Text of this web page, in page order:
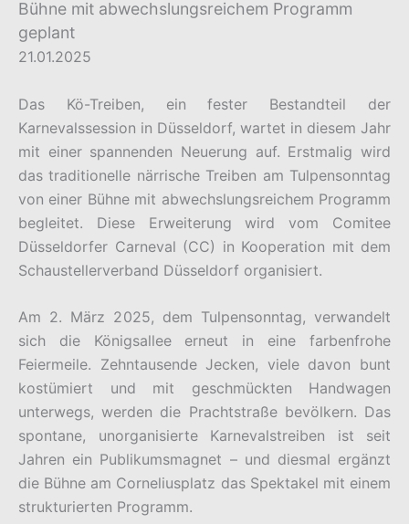
Bühne mit abwechslungsreichem Programm
geplant
21.01.2025
Das Kö-Treiben, ein fester Bestandteil der
Karnevalssession in Düsseldorf, wartet in diesem Jahr
mit einer spannenden Neuerung auf. Erstmalig wird
das traditionelle närrische Treiben am Tulpensonntag
von einer Bühne mit abwechslungsreichem Programm
begleitet. Diese Erweiterung wird vom Comitee
Düsseldorfer Carneval (CC) in Kooperation mit dem
Schaustellerverband Düsseldorf organisiert.
Am 2. März 2025, dem Tulpensonntag, verwandelt
sich die Königsallee erneut in eine farbenfrohe
Feiermeile. Zehntausende Jecken, viele davon bunt
kostümiert und mit geschmückten Handwagen
unterwegs, werden die Prachtstraße bevölkern. Das
spontane, unorganisierte Karnevalstreiben ist seit
Jahren ein Publikumsmagnet – und diesmal ergänzt
die Bühne am Corneliusplatz das Spektakel mit einem
strukturierten Programm.